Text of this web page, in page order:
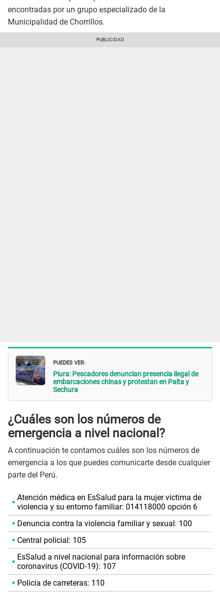
encontradas por un grupo especializado de la
Municipalidad de Chorrillos.
PUEDES VER:
Piura: Pescadores denuncian presencia ilegal de
embarcaciones chinas y protestan en Paita y
Sechura
¿Cuáles son los números de
emergencia a nivel nacional?
A continuación te contamos cuáles son los números de
emergencia a los que puedes comunicarte desde cualquier
parte del Perú.
Atención médica en EsSalud para la mujer víctima de
violencia y su entorno familiar: 014118000 opción 6
Denuncia contra la violencia familiar y sexual: 100
Central policial: 105
EsSalud a nivel nacional para información sobre
coronavirus (COVID-19): 107
Policía de carreteras: 110